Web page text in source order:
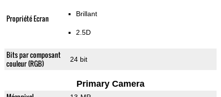
Propriété Ecran Brillant
2.5D
Bits par composant
couleur (RGB)
24 bit
Primary Camera